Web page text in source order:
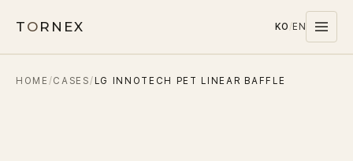
T O RNEX KO / EN
Products
HOME /CASES/ LG INNOTECH PET LINEAR BAFFLE